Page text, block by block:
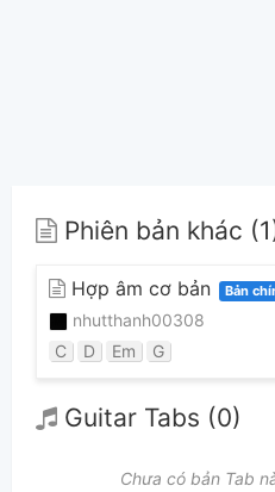
Phiên bản khác
Hợp âm cơ bản Bản
nhutthanh00308
C D Em G
Guitar Tabs (0)
Chưa có bản Tab